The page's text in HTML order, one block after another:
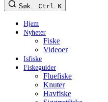
Søk... Ctrl K
Hjem
Nyheter
Fiske
Videoer
Isfiske
Fiskeguider
Fluefiske
Knuter
Havfiske